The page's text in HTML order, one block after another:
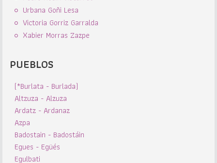
Urbana Goñi Lesa
Victoria Gorriz Garralda
Xabier Morras Zazpe
PUEBLOS
(*Burlata - Burlada)
Altzuza - Alzuza
Ardatz - Ardanaz
Azpa
Badostain - Badostáin
Egues - Egüés
Egulbati